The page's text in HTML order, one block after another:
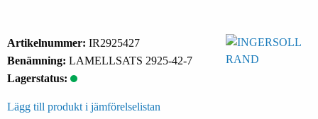
Artikelnummer: IR2925427
Benämning: LAMELLSATS 2925-42-7
Lagerstatus:
Lägg till produkt i jämförelselistan